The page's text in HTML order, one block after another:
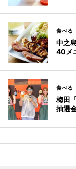
食べる
中之
40メ
食べる
梅田
抽選